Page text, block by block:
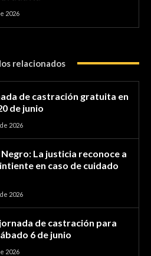
2026
relacionados
de castración gratuita en
de junio
2026
La justicia reconoce a
en caso de cuidado
2026
de castración para
6 de junio
2026